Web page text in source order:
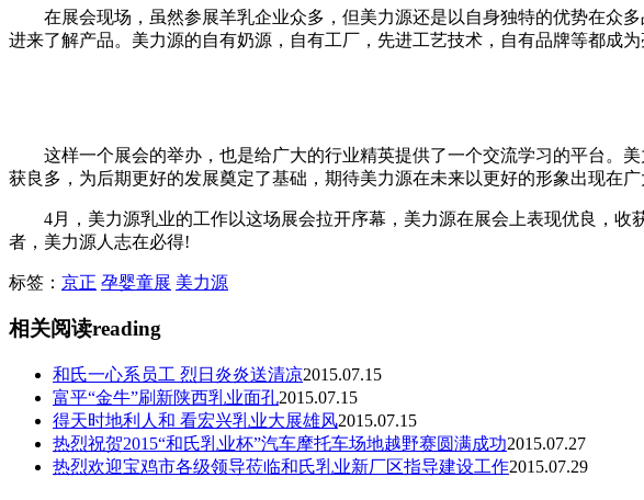
在展会现场，虽然参展羊乳企业众多，但美力源还是以自身独特的优势在众多
进来了解产品。美力源的自有奶源，自有工厂，先进工艺技术，自有品牌等都成
这样一个展会的举办，也是给广大的行业精英提供了一个交流学习的平台。美
获良多，为后期更好的发展奠定了基础，期待美力源在未来以更好的形象出现在广
4月，美力源乳业的工作以这场展会拉开序幕，美力源在展会上表现优良，收
者，美力源人志在必得!
标签： 京正 孕婴童展 美力源
相关阅读reading
和氏一心系员工 烈日炎炎送清凉2015.07.15
富平“金牛”刷新陕西乳业面孔2015.07.15
得天时地利人和 看宏兴乳业大展雄风2015.07.15
热烈祝贺2015“和氏乳业杯”汽车摩托车场地越野赛圆满成功2015.07.27
热烈欢迎宝鸡市各级领导莅临和氏乳业新厂区指导建设工作2015.07.29